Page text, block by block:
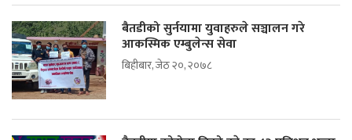
बैतडीको सुर्नयामा युवाहरुले सञ्चालन गरे
आकस्मिक एम्बुलेन्स सेवा
बिहीबार, जेठ २०, २०७८